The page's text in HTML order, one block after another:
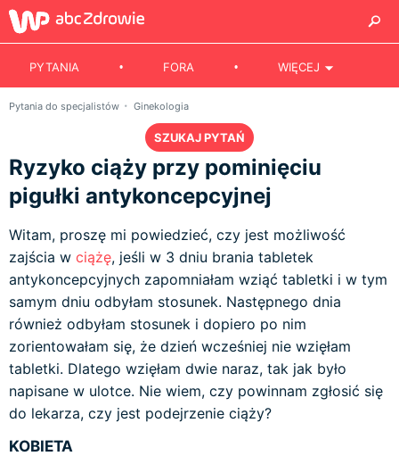
PYTANIA FORA WIĘCEJ
Pytania do specjalistów Ginekologia
SZUKAJ PYTAŃ
Ryzyko ciąży przy pominięciu
pigułki antykoncepcyjnej
Witam, proszę mi powiedzieć, czy jest możliwość
zajścia w ciążę, jeśli w 3 dniu brania tabletek
antykoncepcyjnych zapomniałam wziąć tabletki i w tym
samym dniu odbyłam stosunek. Następnego dnia
również odbyłam stosunek i dopiero po nim
zorientowałam się, że dzień wcześniej nie wzięłam
tabletki. Dlatego wzięłam dwie naraz, tak jak było
napisane w ulotce. Nie wiem, czy powinnam zgłosić się
do lekarza, czy jest podejrzenie ciąży?
KOBIETA